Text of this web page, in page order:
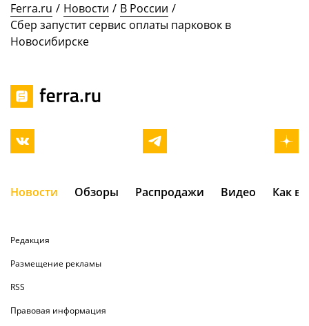
Ferra.ru / Новости / В России /
Сбер запустит сервис оплаты парковок в
Новосибирске
Новости Обзоры Распродажи Видео Как
Редакция
Размещение рекламы
RSS
Правовая информация